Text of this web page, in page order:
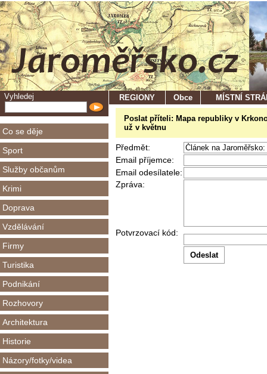
Vyhledej
Co se děje
Sport
Služby občanům
Krimi
Doprava
Vzdělávání
Firmy
Turistika
Podnikání
Rozhovory
Architektura
Historie
Názory/fotky/videa
REGIONY Obce MÍSTNÍ
Poslat příteli: Mapa republiky v
už v květnu
Předmět:
Email příjemce:
Email odesílatele:
Zpráva:
Potvrzovací kód: